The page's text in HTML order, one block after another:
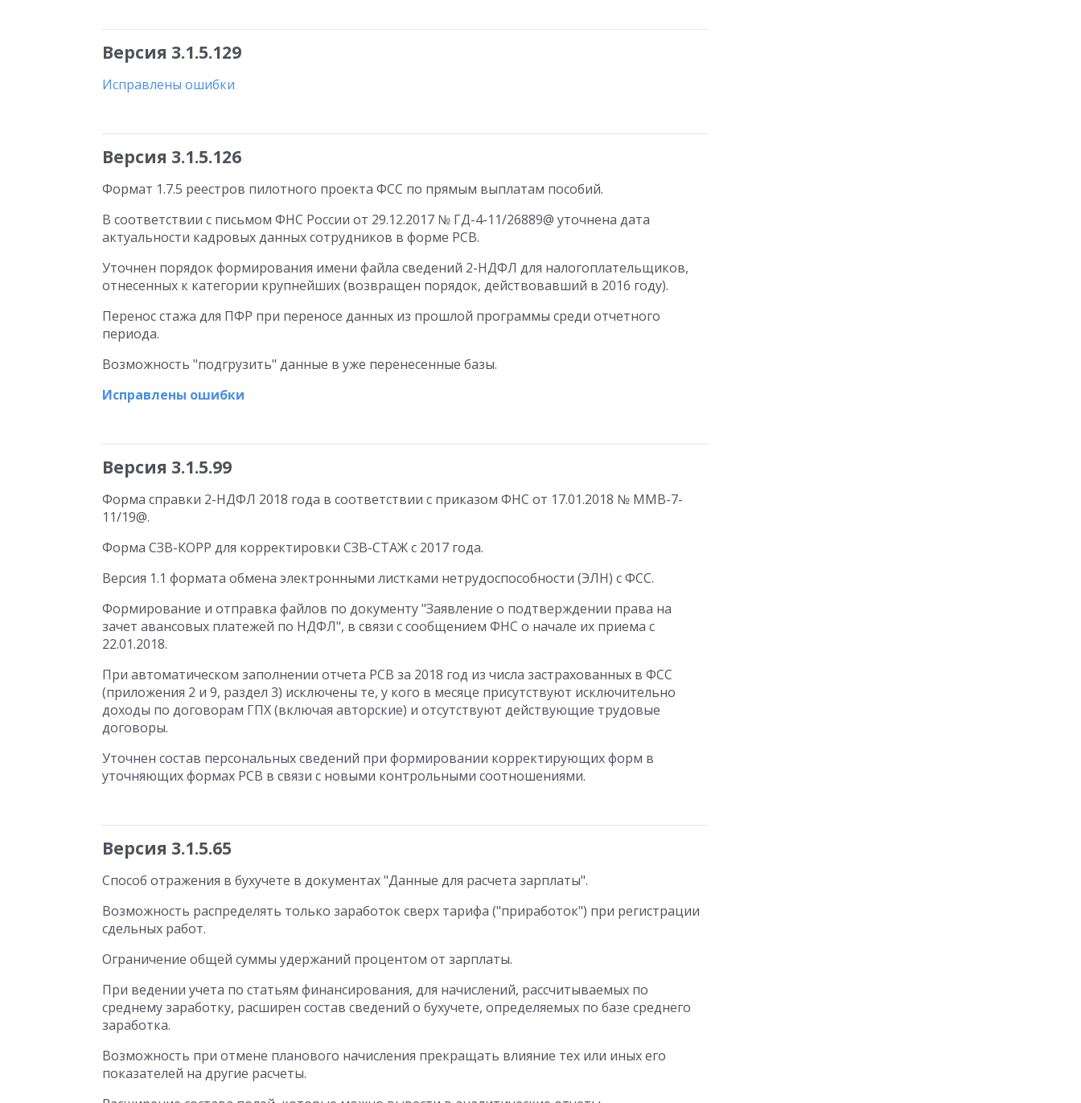
Версия 3.1.5.129
Исправлены ошибки
Версия 3.1.5.126
Формат 1.7.5 реестров пилотного проекта ФСС по прямым выплатам пособий.
В соответствии с письмом ФНС России от 29.12.2017 № ГД-4-11/26889@ уточнена дата
актуальности кадровых данных сотрудников в форме РСВ.
Уточнен порядок формирования имени файла сведений 2-НДФЛ для налогоплательщиков,
отнесенных к категории крупнейших (возвращен порядок, действовавший в 2016 году).
Перенос стажа для ПФР при переносе данных из прошлой программы среди отчетного
периода.
Возможность "подгрузить" данные в уже перенесенные базы.
Исправлены ошибки
Версия 3.1.5.99
Форма справки 2-НДФЛ 2018 года в соответствии с приказом ФНС от 17.01.2018 № ММВ-7-
11/19@.
Форма СЗВ-КОРР для корректировки СЗВ-СТАЖ с 2017 года.
Версия 1.1 формата обмена электронными листками нетрудоспособности (ЭЛН) с ФСС.
Формирование и отправка файлов по документу "Заявление о подтверждении права на
зачет авансовых платежей по НДФЛ", в связи с сообщением ФНС о начале их приема с
22.01.2018.
При автоматическом заполнении отчета РСВ за 2018 год из числа застрахованных в ФСС
(приложения 2 и 9, раздел 3) исключены те, у кого в месяце присутствуют исключительно
доходы по договорам ГПХ (включая авторские) и отсутствуют действующие трудовые
договоры.
Уточнен состав персональных сведений при формировании корректирующих форм в
уточняющих формах РСВ в связи с новыми контрольными соотношениями.
Версия 3.1.5.65
Способ отражения в бухучете в документах "Данные для расчета зарплаты".
Возможность распределять только заработок сверх тарифа ("приработок") при регистрации
сдельных работ.
Ограничение общей суммы удержаний процентом от зарплаты.
При ведении учета по статьям финансирования, для начислений, рассчитываемых по
среднему заработку, расширен состав сведений о бухучете, определяемых по базе среднего
заработка.
Возможность при отмене планового начисления прекращать влияние тех или иных его
показателей на другие расчеты.